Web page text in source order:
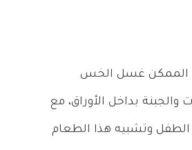
الممكن غسل الخس
بداخل الأوراق، مع
وتشبيه هذا الطعام